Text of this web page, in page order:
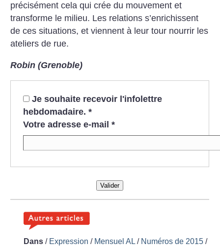
précisément cela qui crée du mouvement et
transforme le milieu. Les relations s’enrichissent
de ces situations, et viennent à leur tour nourrir les
ateliers de rue.
Robin (Grenoble)
Je souhaite recevoir l'infolettre
hebdomadaire. *
Votre adresse e-mail *
Valider
Dans / Expression / Mensuel AL / Numéros de 2015 /